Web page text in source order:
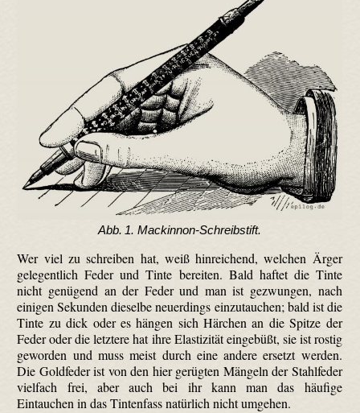
Abb. 1. Mackinnon-Schreibstift.
Wer viel zu schreiben hat, weiß hinreichend, welchen Ärger
gelegentlich Feder und Tinte bereiten. Bald haftet die Tinte
nicht genügend an der Feder und man ist gezwungen, nach
einigen Sekunden dieselbe neuerdings einzutauchen; bald ist die
Tinte zu dick oder es hängen sich Härchen an die Spitze der
Feder oder die letztere hat ihre Elastizität eingebüßt, sie ist rostig
geworden und muss meist durch eine andere ersetzt werden.
Die Goldfeder ist von den hier gerügten Mängeln der Stahlfeder
vielfach frei, aber auch bei ihr kann man das häufige
Eintauchen in das Tintenfass natürlich nicht umgehen.